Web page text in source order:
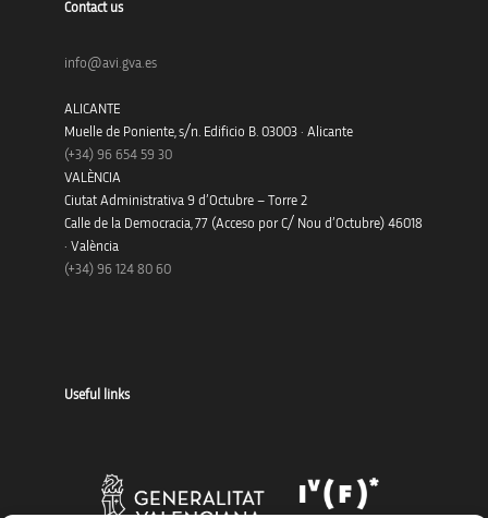
Contact us
info@avi.gva.es
ALICANTE
Muelle de Poniente, s/n. Edificio B. 03003 · Alicante
(+34) 96 654 59 30
VALÈNCIA
Ciutat Administrativa 9 d’Octubre – Torre 2
Calle de la Democracia, 77 (Acceso por C/ Nou d’Octubre) 46018
· València
(+34) 96 124 80 60
Useful links